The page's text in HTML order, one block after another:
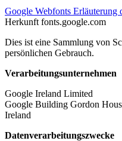
Google Webfonts Erläuterung
Herkunft fonts.google.com
Dies ist eine Sammlung von
persönlichen Gebrauch.
Verarbeitungsunternehmen
Google Ireland Limited
Google Building Gordon
Ireland
Datenverarbeitungszwecke